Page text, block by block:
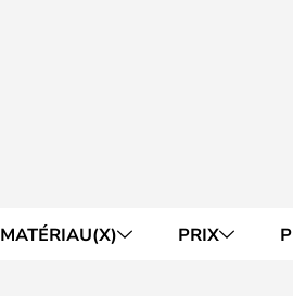
MATÉRIAU(X) PRIX